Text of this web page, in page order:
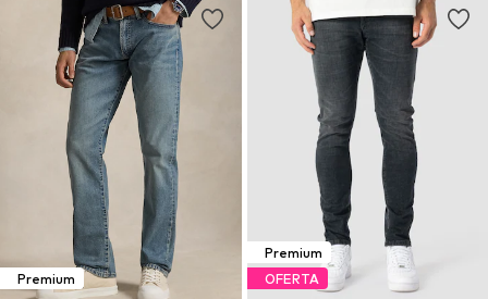
Premium
Premium
OFERTA